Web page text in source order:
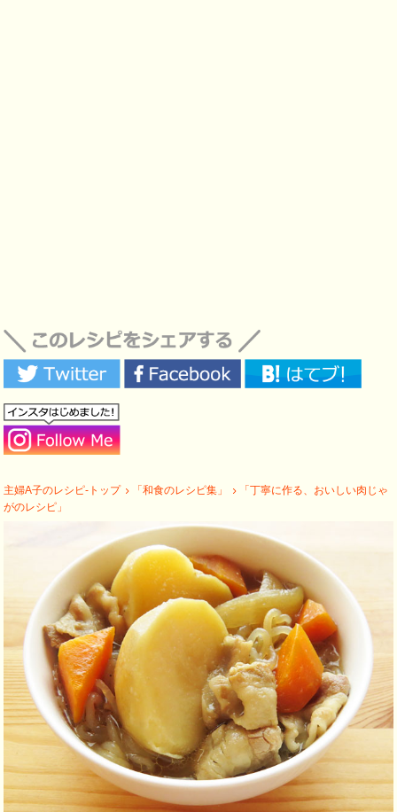
主婦A子のレシピ-トップ 「和食のレシピ集」
「丁寧に作る、おいしい肉じゃ
がのレシピ」